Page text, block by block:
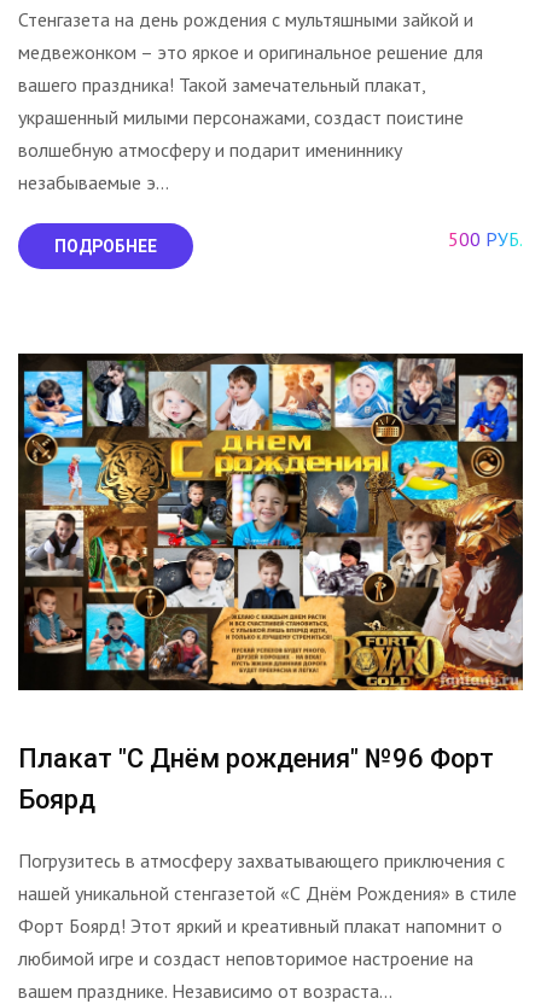
Стенгазета на день рождения с мультяшными зайкой и
медвежонком – это яркое и оригинальное решение для
вашего праздника! Такой замечательный плакат,
украшенный милыми персонажами, создаст поистине
волшебную атмосферу и подарит имениннику
незабываемые э...
ПОДРОБНЕЕ 500 РУБ.
Плакат "С Днём рождения" №96 Форт
Боярд
Погрузитесь в атмосферу захватывающего приключения с
нашей уникальной стенгазетой «С Днём Рождения» в стиле
Форт Боярд! Этот яркий и креативный плакат напомнит о
любимой игре и создаст неповторимое настроение на
вашем празднике. Независимо от возраста...